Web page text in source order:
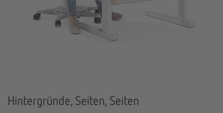
Hintergründe, Seiten, Seiten